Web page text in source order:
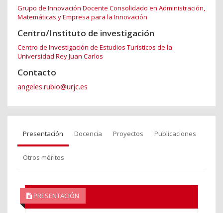
Grupo de Innovación Docente Consolidado en Administración,
Matemáticas y Empresa para la Innovación
Centro/Instituto de investigación
Centro de Investigación de Estudios Turísticos de la
Universidad Rey Juan Carlos
Contacto
angeles.rubio@urjc.es
Presentación Docencia Proyectos Publicaciones
Otros méritos
PRESENTACIÓN